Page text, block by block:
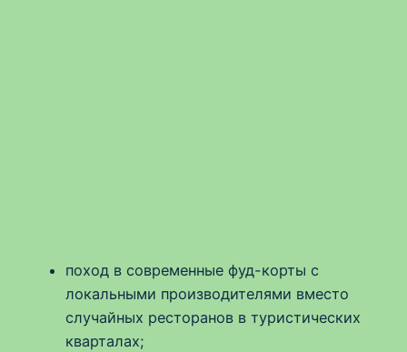
поход в современные фуд-корты с
локальными производителями вместо
случайных ресторанов в туристических
кварталах;